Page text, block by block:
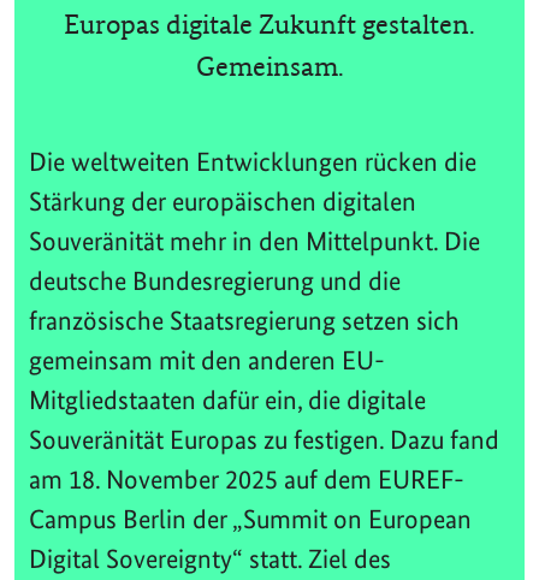
Europas digitale Zukunft gestalten.
Gemeinsam.
Die weltweiten Entwicklungen rücken die
Stärkung der europäischen digitalen
Souveränität mehr in den Mittelpunkt. Die
deutsche Bundesregierung und die
französische Staatsregierung setzen sich
gemeinsam mit den anderen EU-
Mitgliedstaaten dafür ein, die digitale
Souveränität Europas zu festigen. Dazu fand
am 18. November 2025 auf dem EUREF-
Campus Berlin der „Summit on European
Digital Sovereignty“ statt. Ziel des